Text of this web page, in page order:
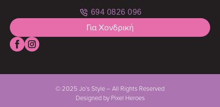
694 0826 096
Για Χονδρική
© 2025 Jo’s Style – All Rights Reserved
Designed by Pixel Heroes